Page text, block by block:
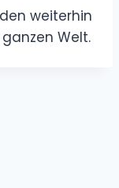
weiterhin
Welt.